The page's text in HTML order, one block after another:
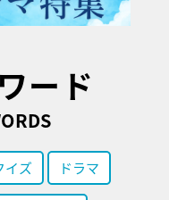
ード
イズ ドラマ